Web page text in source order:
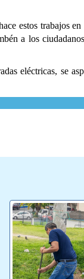
estos trabajos
a los
eléctricas, se